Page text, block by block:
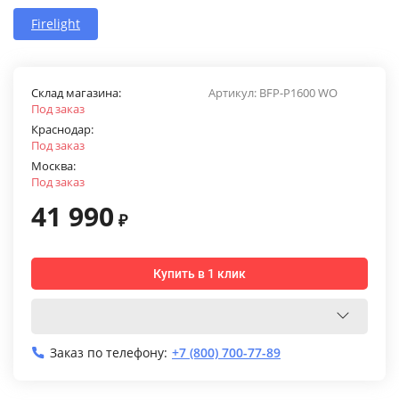
Firelight
Артикул: BFP-P1600 WO
Склад магазина:
Под заказ
Краснодар:
Под заказ
Москва:
Под заказ
41 990 ₽
Купить в 1 клик
Заказ по телефону: +7 (800) 700-77-89